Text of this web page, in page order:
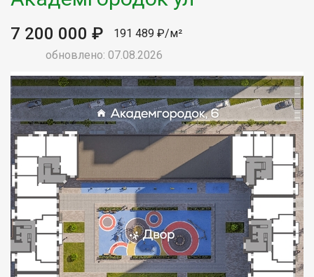
7 200 000 ₽
191 489 ₽/м²
обновлено: 07.08.2026